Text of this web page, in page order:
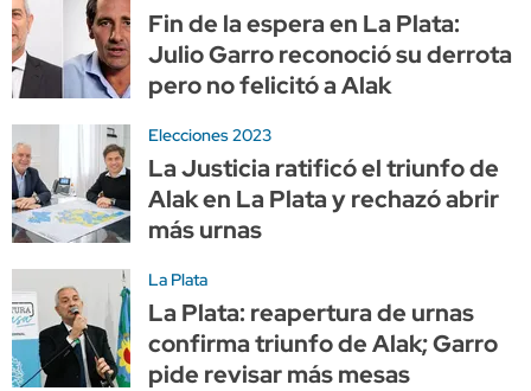
Fin de la espera en La Plata:
Julio Garro reconoció su derrota
pero no felicitó a Alak
Elecciones 2023
La Justicia ratificó el triunfo de
Alak en La Plata y rechazó abrir
más urnas
La Plata
La Plata: reapertura de urnas
confirma triunfo de Alak; Garro
pide revisar más mesas